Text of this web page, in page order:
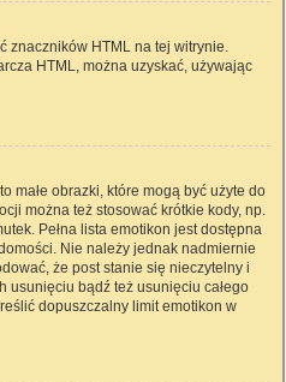
znaczników HTML na tej witrynie.
HTML, można uzyskać, używając
małe obrazki, które mogą być użyte do
można też stosować krótkie kody, np.
Pełna lista emotikon jest dostępna
Nie należy jednak nadmiernie
że post stanie się nieczytelny i
usunięciu bądź też usunięciu całego
dopuszczalny limit emotikon w